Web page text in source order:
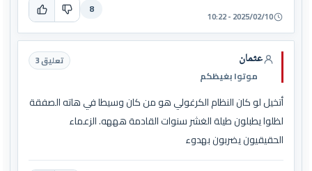
2025/02/10 - 10:22
8
عثمان
موتوا بغيظكم
تعليق 3
أتخيل لو كان النظام الكرغولي هو من كان وسيطا في هاته الصفقة
لظلوا يطبلون طيلة الغشر سنوات القادمة هههه. الزعماء
الحقيقيون يضربون بهدوء